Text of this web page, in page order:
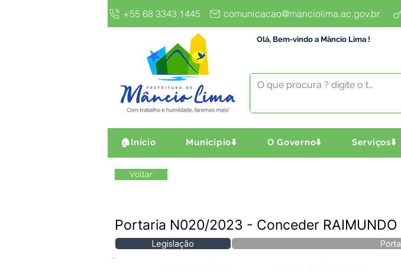
+55 68 3343 1445 comunicacao@manciolima.ac.gov.br
Olá, Bem-vindo a Mâncio Lima !
🏠Início Município⬇️ O Governo⬇️ Serviços⬇️
Voltar
Portaria N020/2023 - Conceder RAIMUNDO
Legislação